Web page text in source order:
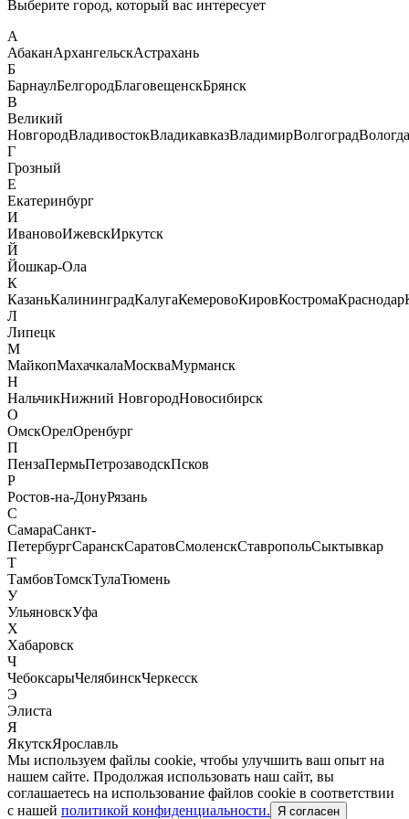
Выберите город, который вас интересует
А
АбаканАрхангельскАстрахань
Б
БарнаулБелгородБлаговещенскБрянск
В
Великий
НовгородВладивостокВладикавказВладимирВолгоградВологда
Г
Грозный
Е
Екатеринбург
И
ИвановоИжевскИркутск
Й
Йошкар-Ола
К
КазаньКалининградКалугаКемеровоКировКостромаКраснодар
Л
Липецк
М
МайкопМахачкалаМоскваМурманск
Н
НальчикНижний НовгородНовосибирск
О
ОмскОрелОренбург
П
ПензаПермьПетрозаводскПсков
Р
Ростов-на-ДонуРязань
С
СамараСанкт-
ПетербургСаранскСаратовСмоленскСтавропольСыктывкар
Т
ТамбовТомскТулаТюмень
У
УльяновскУфа
Х
Хабаровск
Ч
ЧебоксарыЧелябинскЧеркесск
Э
Элиста
Я
ЯкутскЯрославль
Мы используем файлы cookie, чтобы улучшить ваш опыт на
нашем сайте. Продолжая использовать наш сайт, вы
соглашаетесь на использование файлов cookie в соответствии
с нашей политикой конфиденциальности. Я согласен